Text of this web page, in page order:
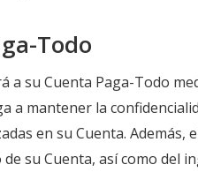
Todo
a su Cuenta Paga-Todo
a mantener la
en su Cuenta.
su Cuenta, así como del